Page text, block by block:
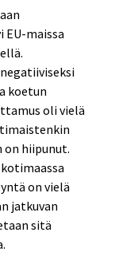
maissa
koetun
oli vielä
on hiipunut.
on vielä
jatkuvan
sitä